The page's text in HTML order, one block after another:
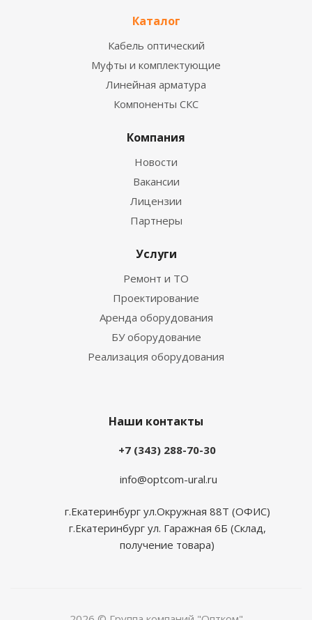
Каталог
Кабель оптический
Муфты и комплектующие
Линейная арматура
Компоненты СКС
Компания
Новости
Вакансии
Лицензии
Партнеры
Услуги
Ремонт и ТО
Проектирование
Аренда оборудования
БУ оборудование
Реализация оборудования
Наши контакты
+7 (343) 288-70-30
info@optcom-ural.ru
г.Екатеринбург ул.Окружная 88Т (ОФИС)
г.Екатеринбург ул. Гаражная 6Б (Склад,
получение товара)